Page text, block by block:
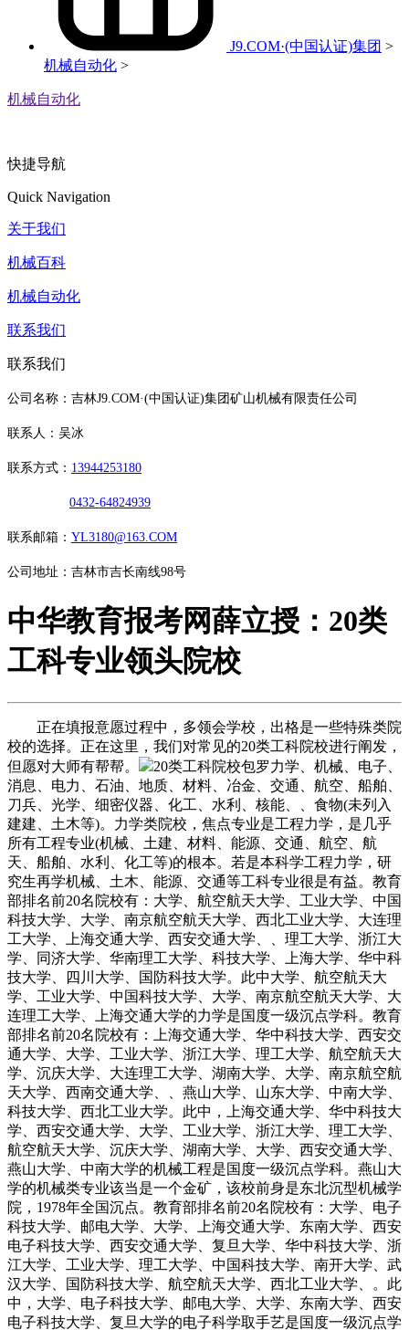
J9.COM·(中国认证)集团 >
机械自动化 >
机械自动化
快捷导航
Quick Navigation
关于我们
机械百科
机械自动化
联系我们
联系我们
公司名称：吉林J9.COM·(中国认证)集团矿山机械有限责任公司
联系人：吴冰
联系方式： 13944253180
0432-64824939
联系邮箱： YL3180@163.COM
公司地址：吉林市吉长南线98号
中华教育报考网薛立授：20类
工科专业领头院校
正在填报意愿过程中，多领会学校，出格是一些特殊类院
校的选择。正在这里，我们对常见的20类工科院校进行阐发，
但愿对大师有帮帮。
20类工科院校包罗力学、机械、电子、
消息、电力、石油、地质、材料、冶金、交通、航空、船舶、
刀兵、光学、细密仪器、化工、水利、核能、、食物(未列入
建建、土木等)。力学类院校，焦点专业是工程力学，是几乎
所有工程专业(机械、土建、材料、能源、交通、航空、航
天、船舶、水利、化工等)的根本。若是本科学工程力学，研
究生再学机械、土木、能源、交通等工科专业很是有益。教育
部排名前20名院校有：大学、航空航天大学、工业大学、中国
科技大学、大学、南京航空航天大学、西北工业大学、大连理
工大学、上海交通大学、西安交通大学、、理工大学、浙江大
学、同济大学、华南理工大学、科技大学、上海大学、华中科
技大学、四川大学、国防科技大学。此中大学、航空航天大
学、工业大学、中国科技大学、大学、南京航空航天大学、大
连理工大学、上海交通大学的力学是国度一级沉点学科。教育
部排名前20名院校有：上海交通大学、华中科技大学、西安交
通大学、大学、工业大学、浙江大学、理工大学、航空航天大
学、沉庆大学、大连理工大学、湖南大学、大学、南京航空航
天大学、西南交通大学、、燕山大学、山东大学、中南大学、
科技大学、西北工业大学。此中，上海交通大学、华中科技大
学、西安交通大学、大学、工业大学、浙江大学、理工大学、
航空航天大学、沉庆大学、湖南大学、大学、西安交通大学、
燕山大学、中南大学的机械工程是国度一级沉点学科。燕山大
学的机械类专业该当是一个金矿，该校前身是东北沉型机械学
院，1978年全国沉点。教育部排名前20名院校有：大学、电子
科技大学、邮电大学、大学、上海交通大学、东南大学、西安
电子科技大学、西安交通大学、复旦大学、华中科技大学、浙
江大学、工业大学、理工大学、中国科技大学、南开大学、武
汉大学、国防科技大学、航空航天大学、西北工业大学、。此
中，大学、电子科技大学、邮电大学、大学、东南大学、西安
电子科技大学、复旦大学的电子科学取手艺是国度一级沉点学